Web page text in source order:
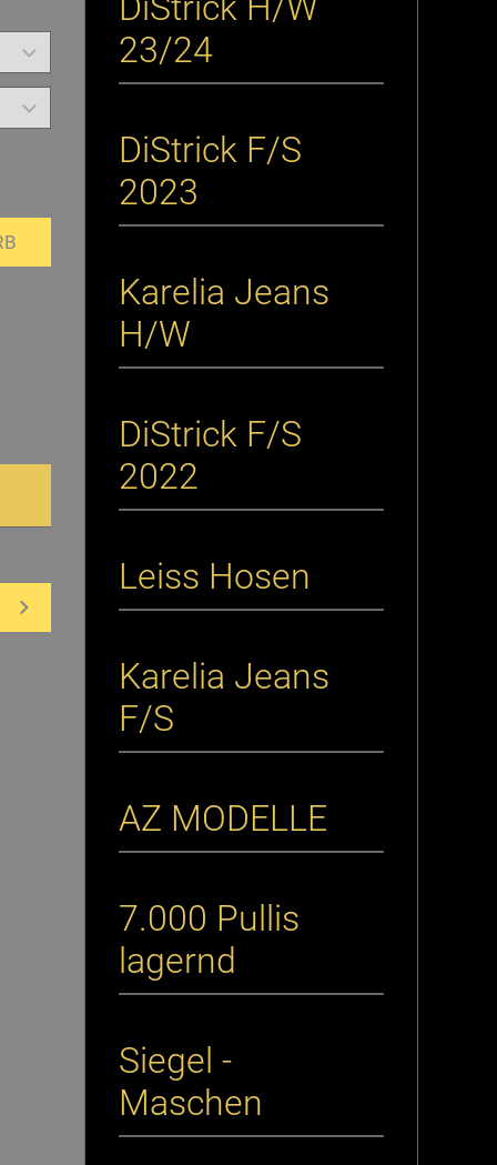
23/24
DiStrick F/S
2023
Karelia Jeans
H/W
DiStrick F/S
2022
Leiss Hosen
Karelia Jeans
F/S
AZ MODELLE
7.000 Pullis
lagernd
Siegel -
Maschen